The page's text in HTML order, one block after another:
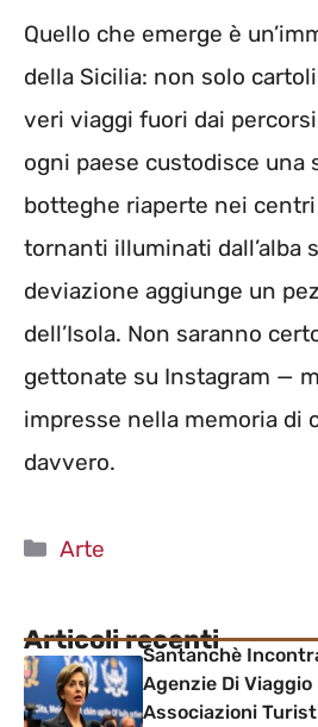
Quello che emerge è
della Sicilia: non solo
veri viaggi fuori dai
ogni paese custodisce una
botteghe riaperte nei
tornanti illuminati dall’alba
deviazione aggiunge un
dell’Isola. Non saranno
gettonate su Instagram —
impresse nella memoria di
davvero.
Categorie
Arte
Articoli recenti
Santanchè
Agenzie Di Viaggio
Associazioni